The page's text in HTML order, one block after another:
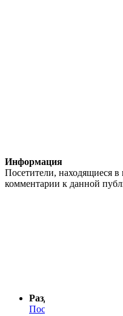
Информация
Посетители, находящиеся в
комментарии к данной
Разделы сайта
Последние новости